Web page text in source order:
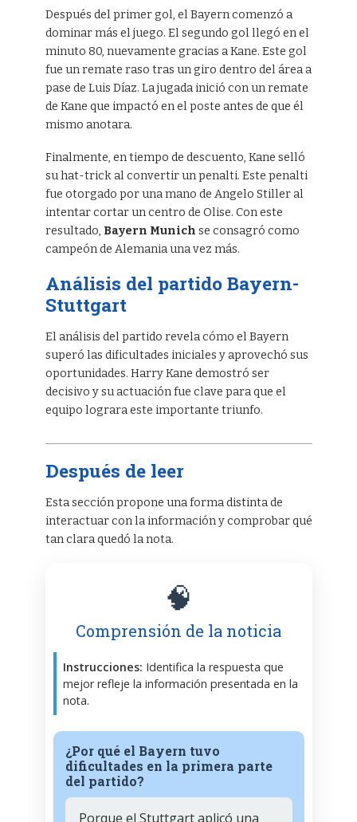
Después del primer gol, el Bayern comenzó a
dominar más el juego. El segundo gol llegó en el
minuto 80, nuevamente gracias a Kane. Este gol
fue un remate raso tras un giro dentro del área a
pase de Luis Díaz. La jugada inició con un remate
de Kane que impactó en el poste antes de que él
mismo anotara.
Finalmente, en tiempo de descuento, Kane selló
su hat-trick al convertir un penalti. Este penalti
fue otorgado por una mano de Angelo Stiller al
intentar cortar un centro de Olise. Con este
resultado, Bayern Munich se consagró como
campeón de Alemania una vez más.
Análisis del partido Bayern-
Stuttgart
El análisis del partido revela cómo el Bayern
superó las dificultades iniciales y aprovechó sus
oportunidades. Harry Kane demostró ser
decisivo y su actuación fue clave para que el
equipo lograra este importante triunfo.
Después de leer
Esta sección propone una forma distinta de
interactuar con la información y comprobar qué
tan clara quedó la nota.
🧠
Comprensión de la noticia
Instrucciones: Identifica la respuesta que
mejor refleje la información presentada en la
nota.
¿Por qué el Bayern tuvo
dificultades en la primera parte
del partido?
Porque el Stuttgart aplicó una